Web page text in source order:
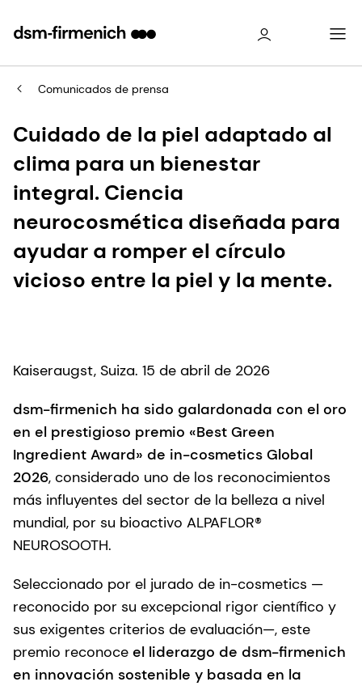
Comunicados de prensa
Cuidado de la piel adaptado al
clima para un bienestar
integral. Ciencia
neurocosmética diseñada para
ayudar a romper el círculo
vicioso entre la piel y la mente.
Kaiseraugst, Suiza. 15 de abril de 2026
dsm-firmenich ha sido galardonada con el oro
en el prestigioso premio «Best Green
Ingredient Award» de in-cosmetics Global
2026, considerado uno de los reconocimientos
más influyentes del sector de la belleza a nivel
mundial, por su bioactivo ALPAFLOR®
NEUROSOOTH.
Seleccionado por el jurado de in-cosmetics —
reconocido por su excepcional rigor científico y
sus exigentes criterios de evaluación—, este
premio reconoce el liderazgo de dsm-firmenich
en innovación sostenible y basada en la